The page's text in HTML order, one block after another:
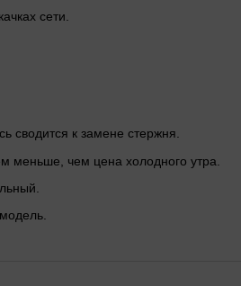
сети.
сводится к замене стержня.
меньше, чем цена холодного утра.